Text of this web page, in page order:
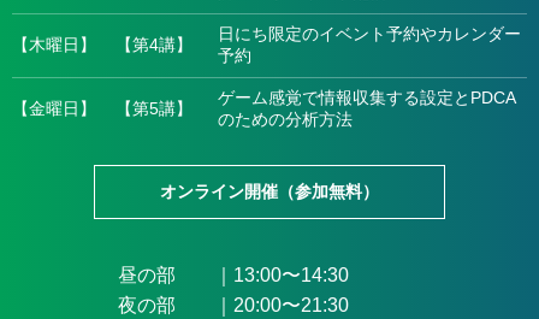
【木曜日】 【第4講】
日にち限定のイベント予約やカレンダー
予約
【金曜日】 【第5講】
ゲーム感覚で情報収集する設定とPDCA
のための分析方法
オンライン開催（参加無料）
昼の部 ｜13:00〜14:30
夜の部 ｜20:00〜21:30